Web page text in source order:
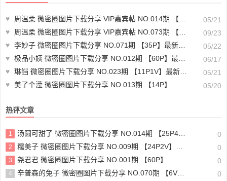
♥ 周温柔 微密圈图片下载分享 VIP嘉宾帖 NO.014期 【13P】
05/21
♥
周温柔 微密圈图片下载分享 VIP嘉宾帖 NO.073期 【15P】最新至：2024.9.18
09/23
♥ 李妙子 微密圈图片下载分享 NO.071期 【35P】最新至：2023.10.19
05/22
♥ 极品小姨 微密圈图片下载分享 NO.012期 【60P】最新至：2025.3.16
06/17
♥ 琳铛 微密圈图片下载分享 NO.023期 【11P1V】最新至：2023.6.23
05/21
♥ 美了个滢 微密圈图片下载分享 NO.013期 【14P】 05/20
热评文章
1 汤圆可甜了 微密圈图片下载分享 NO.014期 【25P4V】最新至：2025.1.19 0
2 糯美子 微密圈图片下载分享 NO.009期 【24P2V】最新至：2023.10.20 0
3 尧君君 微密圈图片下载分享 NO.001期 【60P】 0
4 辛普森的兔子 微密圈图片下载分享 NO.070期 【6V】最新至：2025.2.2 0